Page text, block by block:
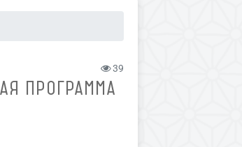
39
ПРОГРАММА